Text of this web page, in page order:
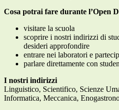
Cosa potrai fare durante l’Open
visitare la scuola
scoprire i nostri indirizzi di
desideri approfondire
entrare nei laboratori e
parlare direttamente con
I nostri indirizzi
Linguistico, Scientifico, Scienze
Informatica, Meccanica,